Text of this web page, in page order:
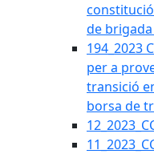
de
194_2023
per a
transició
borsa de